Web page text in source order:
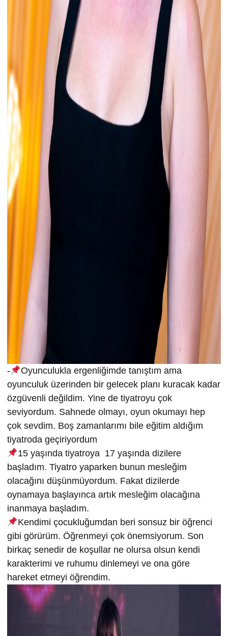
-
Oyunculukla ergenliğimde tanıştım ama
oyunculuk üzerinden bir gelecek planı kuracak kadar
özgüvenli değildim. Yine de tiyatroyu çok
seviyordum. Sahnede olmayı, oyun okumayı hep
çok sevdim. Boş zamanlarımı bile eğitim aldığım
tiyatroda geçiriyordum
15 yaşında tiyatroya 17 yaşında dizilere
başladım. Tiyatro yaparken bunun mesleğim
olacağını düşünmüyordum. Fakat dizilerde
oynamaya başlayınca artık mesleğim olacağına
inanmaya başladım.
⁠Kendimi çocukluğumdan beri sonsuz bir öğrenci
gibi görürüm. Öğrenmeyi çok önemsiyorum. Son
birkaç senedir de koşullar ne olursa olsun kendi
karakterimi ve ruhumu dinlemeyi ve ona göre
hareket etmeyi öğrendim.